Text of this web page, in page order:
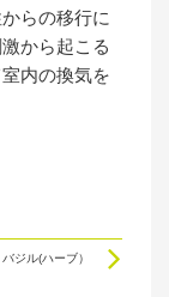
らの移行に
から起こる
内の換気を
バジル(ハーブ）